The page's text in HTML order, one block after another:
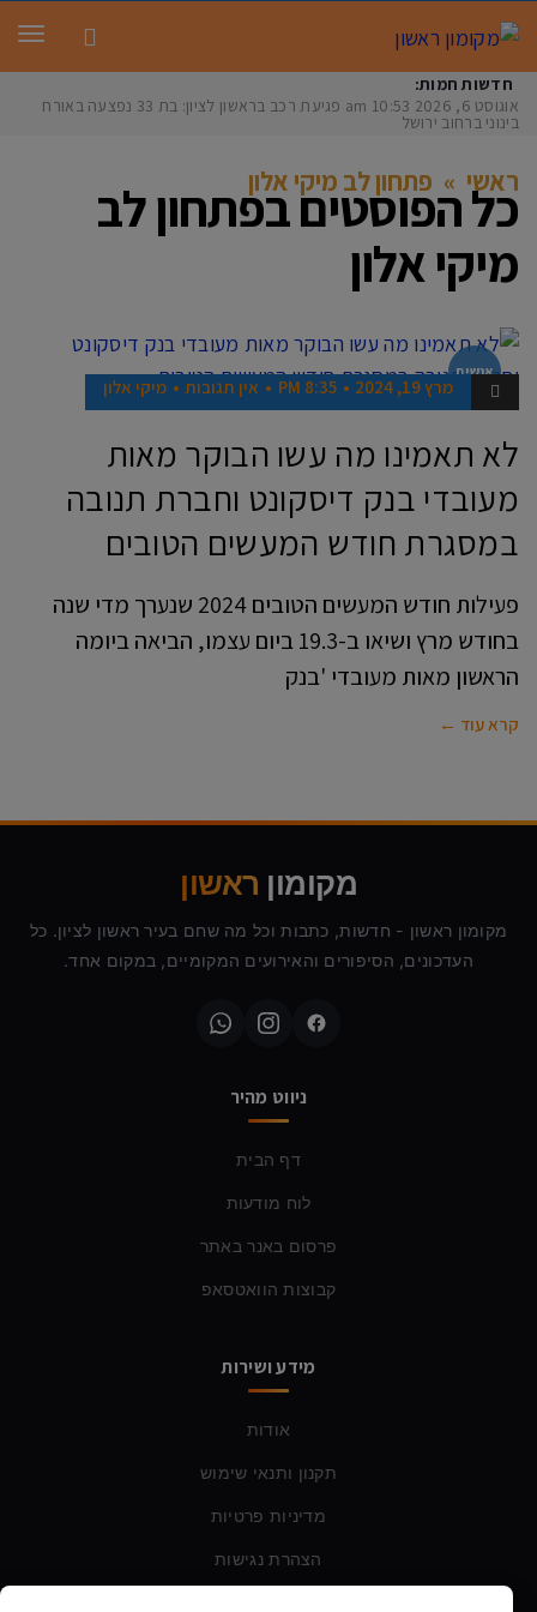
חדשות חמות:
אוגוסט 6, 2026
10:53 am פגיעת רכב בראשון לציון: בת 33 נפצעה באורח
בינוני ברחוב ירושלים
ראשי » פתחון לב מיקי אלון
כל הפוסטים בפתחון לב
מיקי אלון
אנשים
מרץ 19, 2024 8:35 PM אין תגובות מיקי אלון
לא תאמינו מה עשו הבוקר מאות
מעובדי בנק דיסקונט וחברת תנובה
במסגרת חודש המעשים הטובים
פעילות חודש המעשים הטובים 2024 שנערך מדי שנה
בחודש מרץ ושיאו ב-19.3 ביום עצמו, הביאה ביומה
הראשון מאות מעובדי 'בנק
קרא עוד ←
מקומון ראשון
מקומון ראשון - חדשות, כתבות וכל מה שחם בעיר ראשון לציון. כל
העדכונים, הסיפורים והאירועים המקומיים, במקום אחד.
ניווט מהיר
דף הבית
לוח מודעות
פרסום באנר באתר
קבוצות הוואטסאפ
מידע ושירות
אודות
תקנון ותנאי שימוש
מדיניות פרטיות
הצהרת נגישות